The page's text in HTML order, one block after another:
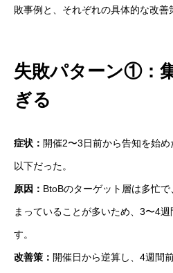
敗事例と、それぞれの具体的な改善
失敗パターン①：
ぎる
症状： 開催2〜3日前から告知を始
以下だった。
原因： BtoBのターゲット層は多忙
まっていることが多いため、3〜4
す。
改善策： 開催日から逆算し、4週間